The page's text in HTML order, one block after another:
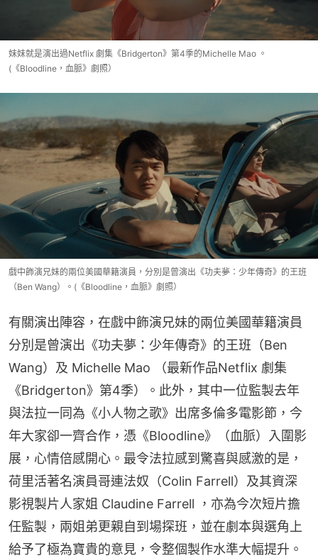
妹妹就是演出過Netflix 劇集《Bridgerton》第4季的Michelle Mao 。
(《Bloodline，血脈》劇照）
戲中飾演兄妹的兩位美國華籍演員，分別是曾演出《功夫夢：少年傳奇》的王班
（Ben Wang）。(《Bloodline，血脈》劇照）
有關演出陣容，在戲中飾演兄妹的兩位美國華籍演員
分別是曾演出《功夫夢：少年傳奇》的王班（Ben
Wang）及 Michelle Mao （最新作品Netflix 劇集
《Bridgerton》第4季）。此外，其中一位監製去年
與法拉一同為《小人物之歌》出席多倫多電影節，今
年大家卻一齊合作，憑《Bloodline》（血脈）入圍影
展，心情倍感開心。最令法拉感到驚喜與感激的是，
荷里活著名演員哥連法奴（Colin Farrell）及其資深
影視製片人家姐 Claudine Farrell ，亦為今次短片擔
任監製，兩姐弟更親自到場探班，並在劇本與選角上
給予了極為寶貴的意見，令整個製作水準大幅提升。